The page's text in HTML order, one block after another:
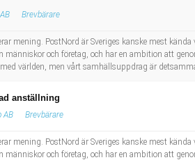
Brevbärare
mening. PostNord är Sveriges kanske mest
människor och företag, och har en ambition att
världen, men vårt samhällsuppdrag är
anställning
AB Brevbärare
mening. PostNord är Sveriges kanske mest
människor och företag, och har en ambition att